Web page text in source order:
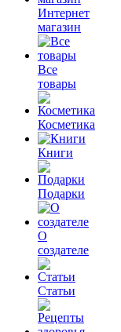
Интернет
магазин
Все
товары
Косметика
Книги
Подарки
О
создателе
Статьи